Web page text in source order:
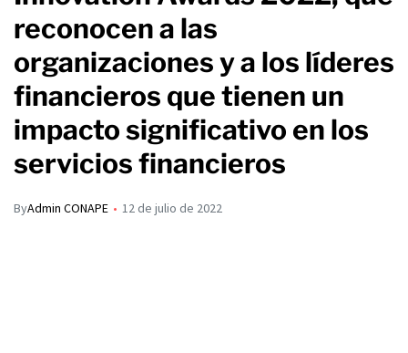
reconocen a las
organizaciones y a los líderes
financieros que tienen un
impacto significativo en los
servicios financieros
ByAdmin CONAPE 12 de julio de 2022